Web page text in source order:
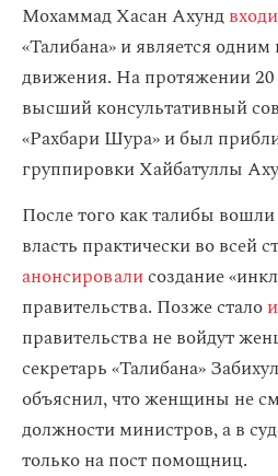
Мохаммад Хасан Ахунд
«Талибана» и является одним
движения. На протяжении 20
высший консультативный
«Рахбари Шура» и был
группировки Хайбатуллы
После того как талибы
власть практически во всей
анонсировалисоздание
правительства. Позже стало
правительства не войдут
секретарь «Талибана»
объяснил, что женщины не
должности министров, а в
только на пост помощниц.